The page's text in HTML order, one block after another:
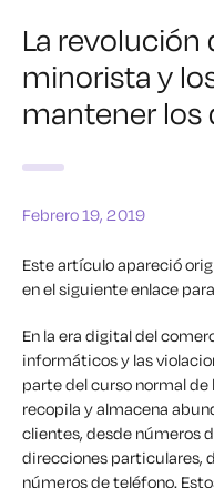
La
minorista y
mantener los
Febrero 19, 2019
Este artículo apareció
en el siguiente enlace
En la era digital del
informáticos y las
parte del curso normal
recopila y almacena
clientes, desde números
direcciones particulares,
números de teléfono.